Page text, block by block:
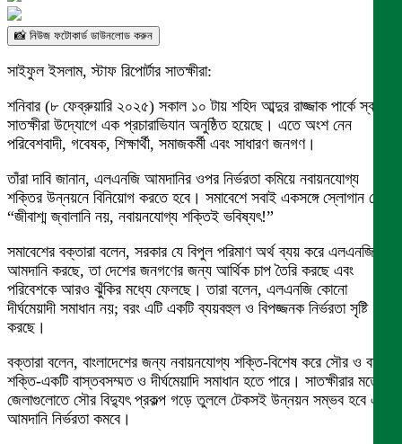
📸 নিউজ ফটোকার্ড ডাউনলোড করুন
সাইফুল ইসলাম, স্টাফ রিপোর্টার সাতক্ষীরা:
শনিবার (৮ ফেব্রুয়ারি ২০২৫) সকাল ১০ টায় শহিদ আব্দুর রাজ্জাক পার্কে স্বদেশ
সাতক্ষীরা উদ্যোগে এক প্রচারাভিযান অনুষ্ঠিত হয়েছে। এতে অংশ নেন
পরিবেশবাদী, গবেষক, শিক্ষার্থী, সমাজকর্মী এবং সাধারণ জনগণ।
তাঁরা দাবি জানান, এলএনজি আমদানির ওপর নির্ভরতা কমিয়ে নবায়নযোগ্য
শক্তির উন্নয়নে বিনিয়োগ করতে হবে। সমাবেশে সবাই একসঙ্গে স্লোগান দেন,
“জীবাশ্ম জ্বালানি নয়, নবায়নযোগ্য শক্তিই ভবিষ্যৎ!”
সমাবেশের বক্তারা বলেন, সরকার যে বিপুল পরিমাণ অর্থ ব্যয় করে এলএনজি
আমদানি করছে, তা দেশের জনগণের জন্য আর্থিক চাপ তৈরি করছে এবং
পরিবেশকে আরও ঝুঁকির মধ্যে ফেলছে। তারা বলেন, এলএনজি কোনো
দীর্ঘমেয়াদী সমাধান নয়; বরং এটি একটি ব্যয়বহুল ও বিপজ্জনক নির্ভরতা সৃষ্টি
করছে।
বক্তারা বলেন, বাংলাদেশের জন্য নবায়নযোগ্য শক্তি-বিশেষ করে সৌর ও বায়ু
শক্তি-একটি বাস্তবসম্মত ও দীর্ঘমেয়াদি সমাধান হতে পারে। সাতক্ষীরার মতো
জেলাগুলোতে সৌর বিদ্যুৎ প্রকল্প গড়ে তুললে টেকসই উন্নয়ন সম্ভব হবে এবং
আমদানি নির্ভরতা কমবে।